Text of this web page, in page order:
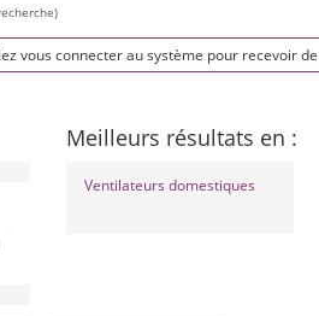
vous connecter au système pour recevoir
Meilleurs résultats en :
Ventilateurs domestiques